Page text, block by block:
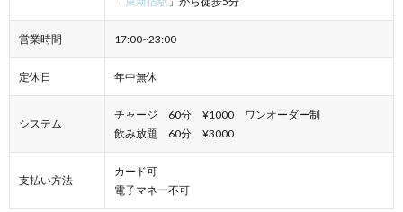
営業時間 17:00~23:00
定休日 年中無休
システム
チャージ 60分 ¥1000 ワンオーダー制
飲み放題 60分 ¥3000
支払い方法
カード可
電子マネー不可